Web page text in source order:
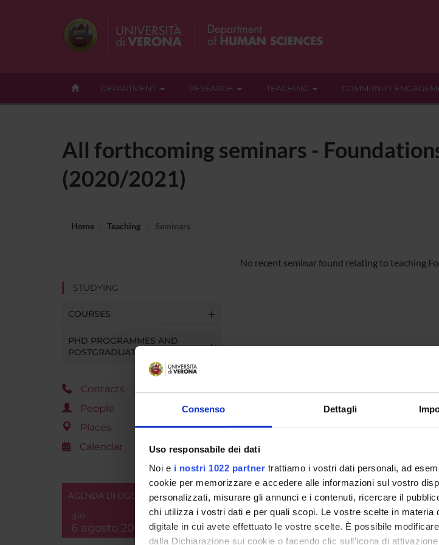
Consenso Dettagli
Uso responsabile dei dati
Noi e i nostri 1022 partner trattiamo i vostri dati personali, ad
cookie per memorizzare e accedere alle informazioni sul vostro
personalizzati, misurare gli annunci e i contenuti, ricercare il
chi utilizza i vostri dati e per quali scopi. Le vostre scelte in
digitale in cui avete effettuato le vostre scelte. È possibile
dalla Dichiarazione sui cookie o facendo clic sull'icona di
DEPARTMENT RESEARCH TEACHING COMMUNITY
All forthcoming seminars -
(2020/2021)
Home Teaching Seminars
STUDYING
COURSES
PHD PROGRAMMES AND
POSTGRADUATE TRAINING
Contacts
People
Places
Calendar
AGENDA DI OGGI
gio
6 agosto 2026
No recent seminar found relating to teaching